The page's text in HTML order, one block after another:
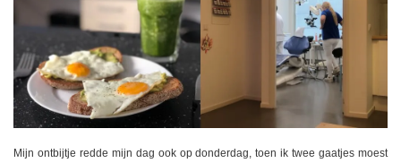
Mijn ontbijtje redde mijn dag ook op donderdag, toen ik twee gaatjes moest